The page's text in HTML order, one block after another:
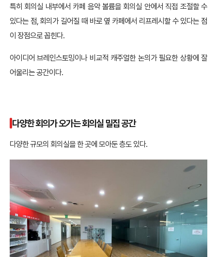
특히 회의실 내부에서 카페 음악 볼륨을 회의실 안에서 직접 조절할 수
있다는 점, 회의가 길어질 때 바로 옆 카페에서 리프레시할 수 있다는 점
이 장점으로 꼽힌다.
아이디어 브레인스토밍이나 비교적 캐주얼한 논의가 필요한 상황에 잘
어울리는 공간이다.
다양한 회의가 오가는 회의실 밀집 공간
다양한 규모의 회의실을 한 곳에 모아둔 층도 있다.